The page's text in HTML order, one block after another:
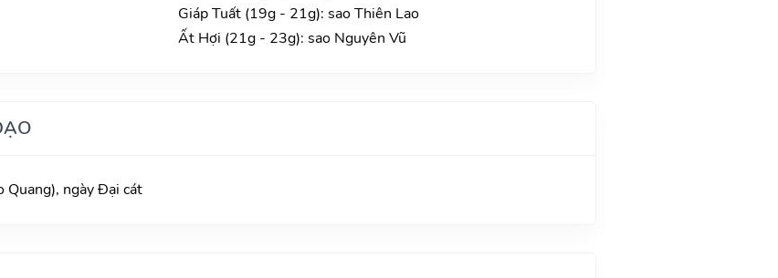
Giáp Tuất (19g - 21g): sao Thiên Lao
Ất Hợi (21g - 23g): sao Nguyên Vũ
Quang), ngày Đại cát